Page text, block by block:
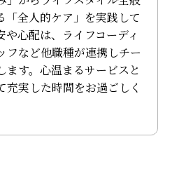
「全人的ケア」を実践して
心配は、ライフコーディ
フなど他職種が連携しチー
ます。心温まるサービスと
充実した時間をお過ごしく